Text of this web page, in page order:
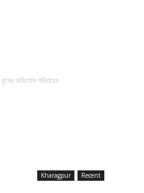
অভিযোগ পরিবারের
Kharagpur Recent